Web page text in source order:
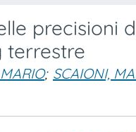
precisioni
terrestre
; SCAIONI,